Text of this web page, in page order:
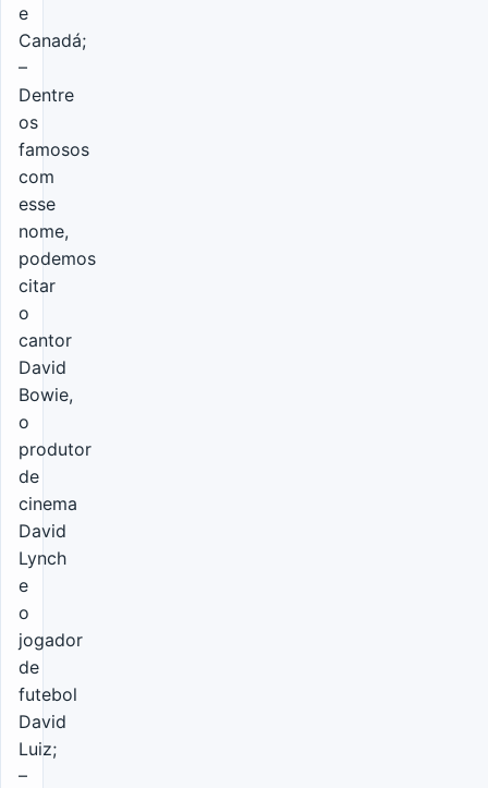
e
Canadá;
–
Dentre
os
famosos
com
esse
nome,
podemos
citar
o
cantor
David
Bowie,
o
produtor
de
cinema
David
Lynch
e
o
jogador
de
futebol
David
Luiz;
–